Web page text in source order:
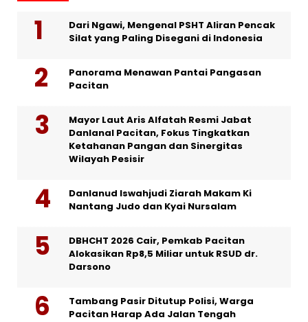
Dari Ngawi, Mengenal PSHT Aliran Pencak
Silat yang Paling Disegani di Indonesia
Panorama Menawan Pantai Pangasan
Pacitan
Mayor Laut Aris Alfatah Resmi Jabat
Danlanal Pacitan, Fokus Tingkatkan
Ketahanan Pangan dan Sinergitas
Wilayah Pesisir
Danlanud Iswahjudi Ziarah Makam Ki
Nantang Judo dan Kyai Nursalam
DBHCHT 2026 Cair, Pemkab Pacitan
Alokasikan Rp8,5 Miliar untuk RSUD dr.
Darsono
Tambang Pasir Ditutup Polisi, Warga
Pacitan Harap Ada Jalan Tengah